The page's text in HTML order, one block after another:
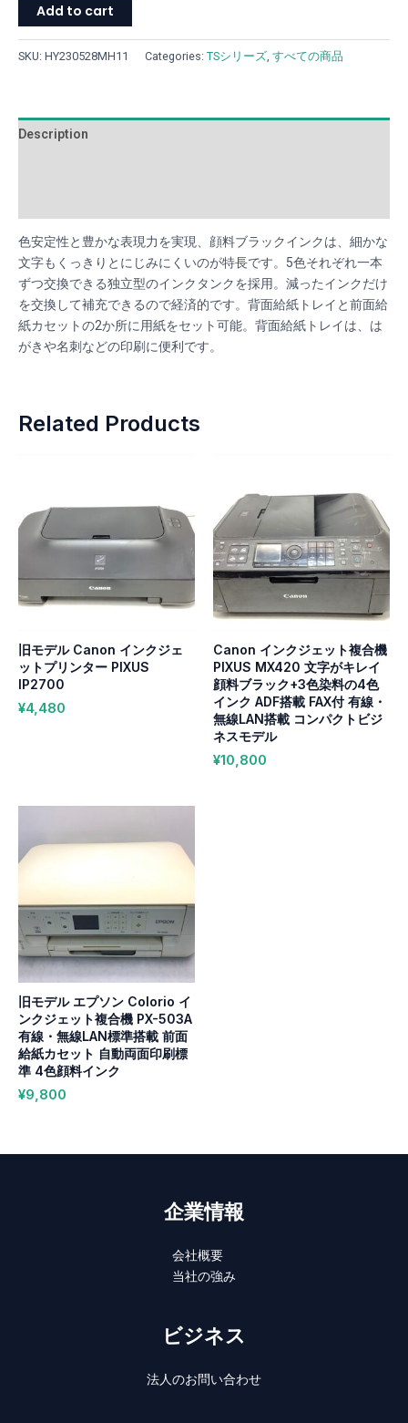
Add to cart
SKU: HY230528MH11 Categories: TSシリーズ すべての商品
Description
色安定性と豊かな表現力を実現、顔料ブラックインクは、細かな
文字もくっきりとにじみにくいのが特長です。5色それぞれ一本
ずつ交換できる独立型のインクタンクを採用。減ったインクだけ
を交換して補充できるので経済的です。背面給紙トレイと前面給
紙カセットの2か所に用紙をセット可能。背面給紙トレイは、は
がきや名刺などの印刷に便利です。
Related Products
旧モデル Canon インクジェ
ットプリンター PIXUS
IP2700
¥4,480
Canon インクジェット複合機
PIXUS MX420 文字がキレイ
顔料ブラック+3色染料の4色
インク ADF搭載 FAX付 有線・
無線LAN搭載 コンパクトビジ
ネスモデル
¥10,800
旧モデル エプソン Colorio イ
ンクジェット複合機 PX-503A
有線・無線LAN標準搭載 前面
給紙カセット 自動両面印刷標
準 4色顔料インク
¥9,800
企業情報
会社概要
当社の強み
ビジネス
法人のお問い合わせ